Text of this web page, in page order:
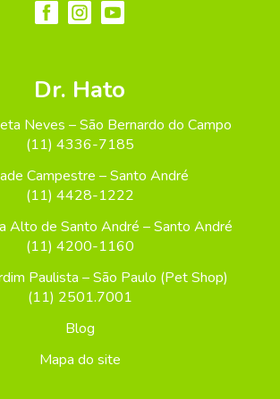
Dr. Hato
Neves – São Bernardo do Campo
(11) 4336-7185
Campestre – Santo André
(11) 4428-1222
Alto de Santo André – Santo André
(11) 4200-1160
Paulista – São Paulo (Pet Shop)
(11) 2501.7001
Blog
Mapa do site